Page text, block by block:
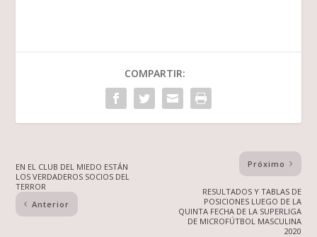
COMPARTIR:
EN EL CLUB DEL MIEDO ESTÁN
LOS VERDADEROS SOCIOS DEL
TERROR
Anterior
Próximo
RESULTADOS Y TABLAS DE
POSICIONES LUEGO DE LA
QUINTA FECHA DE LA SUPERLIGA
DE MICROFÚTBOL MASCULINA
2020